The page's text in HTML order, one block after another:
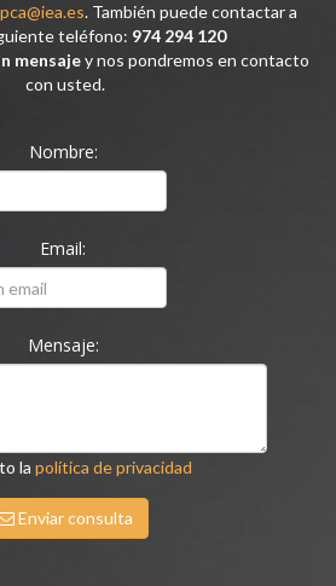
. También puede contactar a
teléfono: 974 294 120
mensajey nos pondremos en contacto
con usted.
Nombre:
Email:
Mensaje:
la política de privacidad
Enviar consulta